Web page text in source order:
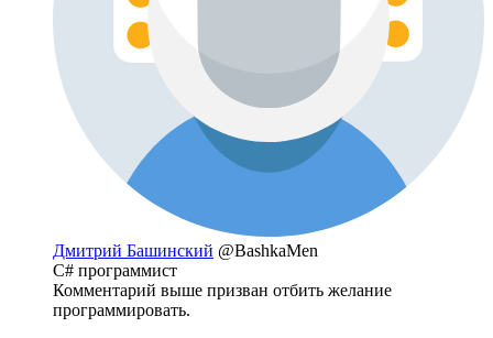
Дмитрий Башинский @BashkaMen
C# программист
Комментарий выше призван отбить желание
программировать.